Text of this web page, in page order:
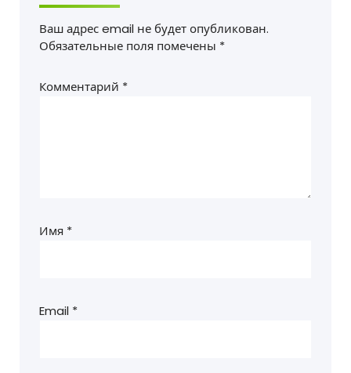
Ваш адрес email не будет опубликован.
Обязательные поля помечены *
Комментарий *
Имя *
Email *